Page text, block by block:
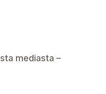
mediasta –